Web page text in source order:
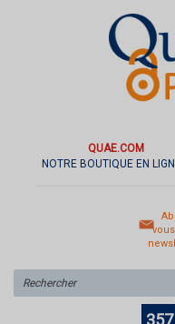
QUAE.COM
NOTRE BOUTIQUE EN
357